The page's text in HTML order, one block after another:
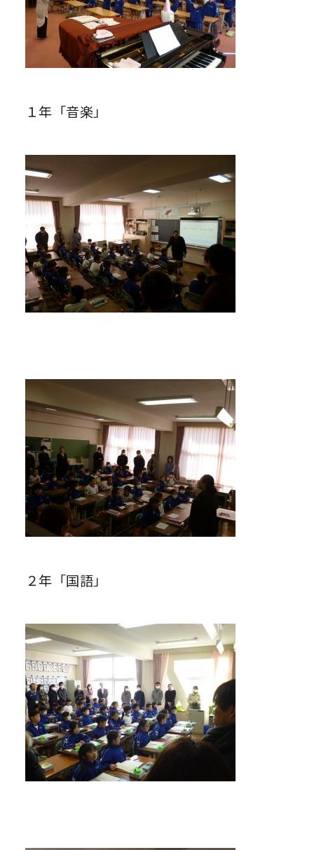
１年「音楽」
２年「国語」